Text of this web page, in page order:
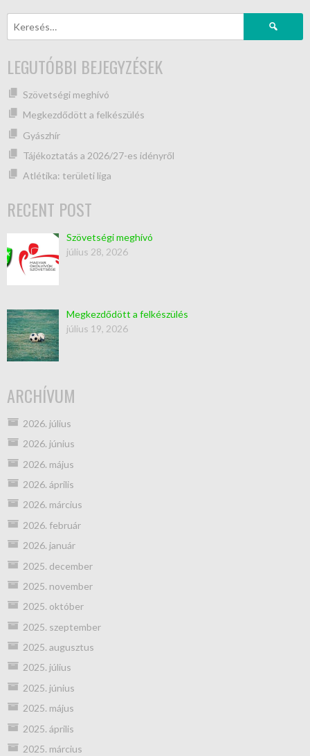
LEGUTÓBBI BEJEGYZÉSEK
Szövetségi meghívó
Megkezdődött a felkészülés
Gyászhír
Tájékoztatás a 2026/27-es idényről
Atlétika: területi liga
RECENT POST
Szövetségi meghívó
július 28, 2026
Megkezdődött a felkészülés
július 19, 2026
ARCHÍVUM
2026. július
2026. június
2026. május
2026. április
2026. március
2026. február
2026. január
2025. december
2025. november
2025. október
2025. szeptember
2025. augusztus
2025. július
2025. június
2025. május
2025. április
2025. március